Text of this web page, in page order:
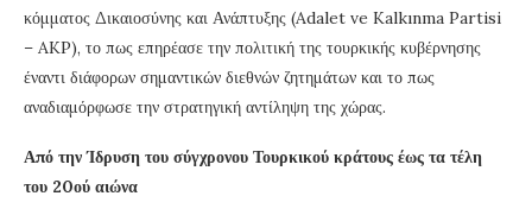
κόμματος Δικαιοσύνης και Ανάπτυξης (Adalet ve Kalkınma Partisi
– AKP), το πως επηρέασε την πολιτική της τουρκικής κυβέρνησης
έναντι διάφορων σημαντικών διεθνών ζητημάτων και το πως
αναδιαμόρφωσε την στρατηγική αντίληψη της χώρας.
Από την Ίδρυση του σύγχρονου Τουρκικού κράτους έως τα τέλη
του 20ού αιώνα